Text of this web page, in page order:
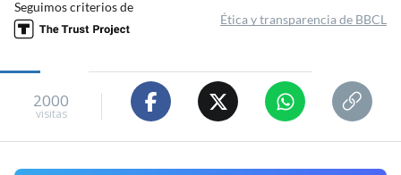
Seguimos criterios de
Ética y transparencia de BBCL
2000
visitas